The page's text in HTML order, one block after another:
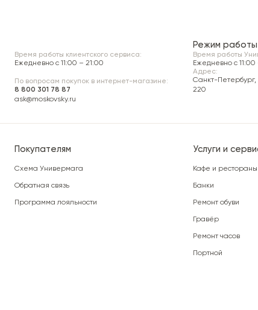
Время работы клиентского сервиса:
Ежедневно с 11:00 – 21:00
По вопросам покупок в интернет-магазине:
8 800 301 78 87
ask@moskovsky.ru
Режим работы
Время работы
Ежедневно c 11:00
Адрес:
Санкт-Петербург,
220
Покупателям
Схема Универмага
Обратная связь
Программа лояльности
Услуги и
Кафе и рестораны
Банки
Ремонт обуви
Гравёр
Ремонт часов
Портной